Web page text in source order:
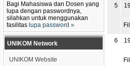
Bagi Mahasiswa dan Dosen yang
lupa dengan passwordnya,
silahkan untuk menggunakan
fasilitas lupa password »
UNIKOM Network
UNIKOM Website
5
6